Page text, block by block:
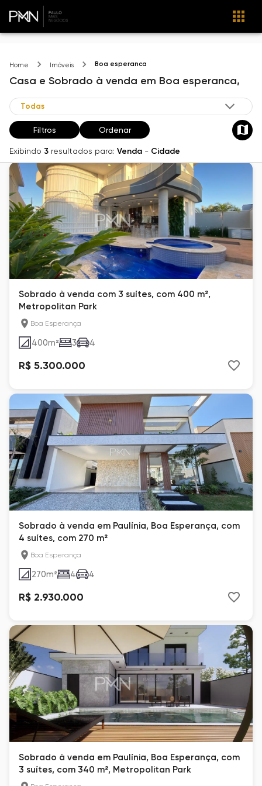
Home Imóveis Boa esperanca
Casa e Sobrado à venda em Boa esperanca,
Filtros Ordenar
Exibindo 3 resultados para: Venda - Cidade
Sobrado à venda com 3 suítes, com 400 m²,
Metropolitan Park
Boa Esperança
400m² 3 4
R$ 5.300.000
Sobrado à venda em Paulínia, Boa Esperança, com
4 suítes, com 270 m²
Boa Esperança
270m² 4 4
R$ 2.930.000
Sobrado à venda em Paulínia, Boa Esperança, com
3 suítes, com 340 m², Metropolitan Park